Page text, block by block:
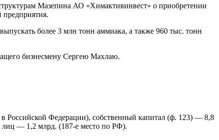
Мазепина АО «Химактивинвест» о приобретении
предприятия.
более 3 млн тонн аммиака, а также 960 тыс. тонн
бизнесмену Сергею Махлаю.
Российской Федерации), собственный капитал (ф. 123) — 8,8
лиц — 1,2 млрд. (187-е место по РФ).